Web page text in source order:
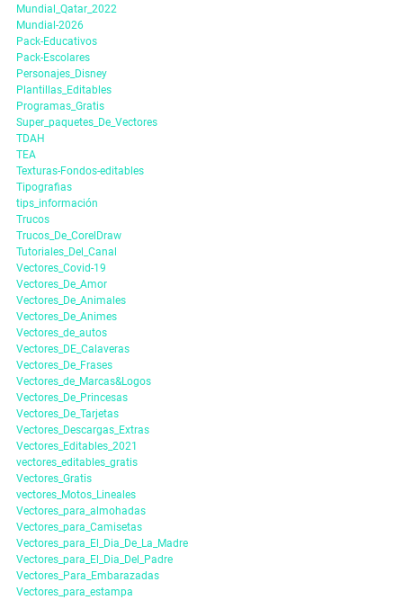
Mundial_Qatar_2022
Mundial-2026
Pack-Educativos
Pack-Escolares
Personajes_Disney
Plantillas_Editables
Programas_Gratis
Super_paquetes_De_Vectores
TDAH
TEA
Texturas-Fondos-editables
Tipografias
tips_información
Trucos
Trucos_De_CorelDraw
Tutoriales_Del_Canal
Vectores_Covid-19
Vectores_De_Amor
Vectores_De_Animales
Vectores_De_Animes
Vectores_de_autos
Vectores_DE_Calaveras
Vectores_De_Frases
Vectores_de_Marcas&Logos
Vectores_De_Princesas
Vectores_De_Tarjetas
Vectores_Descargas_Extras
Vectores_Editables_2021
vectores_editables_gratis
Vectores_Gratis
vectores_Motos_Lineales
Vectores_para_almohadas
Vectores_para_Camisetas
Vectores_para_El_Dia_De_La_Madre
Vectores_para_El_Dia_Del_Padre
Vectores_Para_Embarazadas
Vectores_para_estampa